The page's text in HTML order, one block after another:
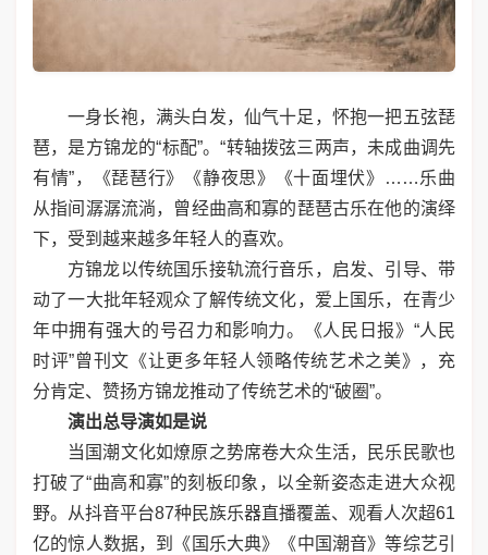
一身长袍，满头白发，仙气十足，怀抱一把五弦琵
琶，是方锦龙的“标配”。“转轴拨弦三两声，未成曲调先
有情”，《琵琶行》《静夜思》《十面埋伏》……乐曲
从指间潺潺流淌，曾经曲高和寡的琵琶古乐在他的演绎
下，受到越来越多年轻人的喜欢。
方锦龙以传统国乐接轨流行音乐，启发、引导、带
动了一大批年轻观众了解传统文化，爱上国乐，在青少
年中拥有强大的号召力和影响力。《人民日报》“人民
时评”曾刊文《让更多年轻人领略传统艺术之美》，充
分肯定、赞扬方锦龙推动了传统艺术的“破圈”。
演出总导演如是说
当国潮文化如燎原之势席卷大众生活，民乐民歌也
打破了“曲高和寡”的刻板印象，以全新姿态走进大众视
野。从抖音平台87种民族乐器直播覆盖、观看人次超61
亿的惊人数据，到《国乐大典》《中国潮音》等综艺引